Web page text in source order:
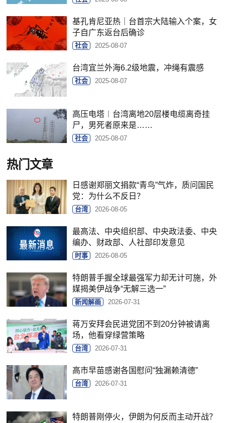
基孔肯尼亚热｜台首宗大陆输入个案，女
子自广东返台后确诊
社会 2025-08-07
台湾宜兰外海6.2级地震，冲绳有震感
社会 2025-08-07
高压电塔︱台湾离地20层楼电缆离奇挂
尸，男死者原来是……
社会 2025-08-07
热门文章
日感谢郑丽文捐款“青鸟”气炸，质问国民
党：为什么不反日？
台湾 2026-08-05
最高法、中央组织部、中央政法委、中央
编办、财政部、人社部印发意见
时事 2026-08-05
特朗普手握全球最强军力却无计可施，外
媒揭美伊战争“无解三选一”
新闻解画 2026-07-31
蒋万安拜会民进党团不到20分钟被请离
场，他看穿绿营策略
台湾 2026-07-31
高市早苗感谢各国慰问“独漏赖清德”
台湾 2026-07-31
特朗普刚停火，伊朗为何反而主动开战？